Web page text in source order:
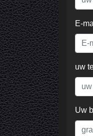
E-
uw
Uw